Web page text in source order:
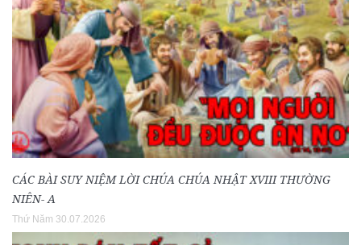
CÁC BÀI SUY NIỆM LỜI CHÚA CHÚA NHẬT XVIII THƯỜNG
NIÊN- A
Thứ Năm 30.07.2026